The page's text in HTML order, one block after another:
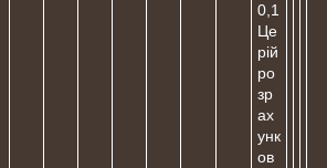
0,1
Це
рій
ро
зр
ах
унк
ов